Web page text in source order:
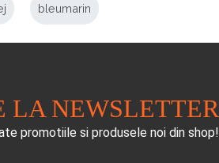
bleumarin
LA NEWSLETTER
promotiile si produsele noi din shop!